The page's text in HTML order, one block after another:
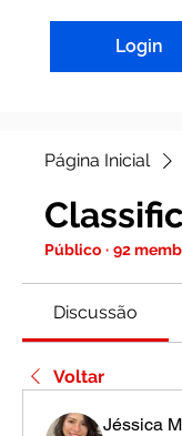
Login
Página Inicial
Público · 92
Discussão
Voltar
Jéssica